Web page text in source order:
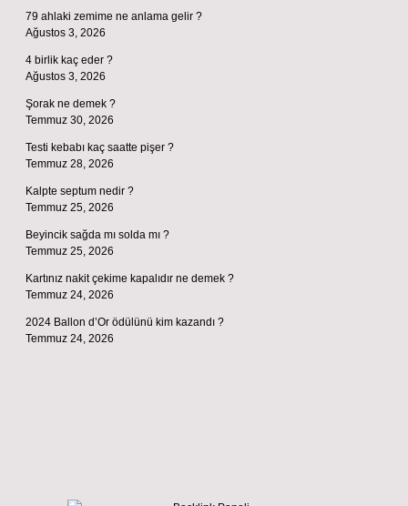
79 ahlaki zemime ne anlama gelir ?
Ağustos 3, 2026
4 birlik kaç eder ?
Ağustos 3, 2026
Şorak ne demek ?
Temmuz 30, 2026
Testi kebabı kaç saatte pişer ?
Temmuz 28, 2026
Kalpte septum nedir ?
Temmuz 25, 2026
Beyincik sağda mı solda mı ?
Temmuz 25, 2026
Kartınız nakit çekime kapalıdır ne demek ?
Temmuz 24, 2026
2024 Ballon d’Or ödülünü kim kazandı ?
Temmuz 24, 2026